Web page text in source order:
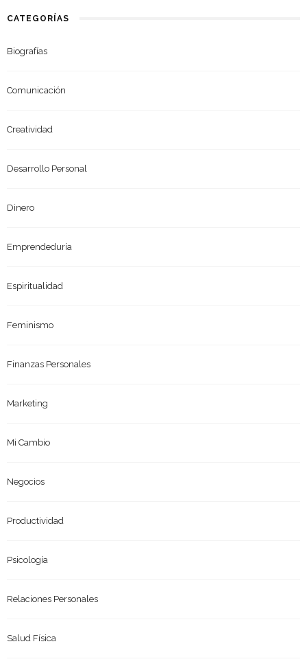
CATEGORÍAS
Biografías
Comunicación
Creatividad
Desarrollo Personal
Dinero
Emprendeduría
Espiritualidad
Feminismo
Finanzas Personales
Marketing
Mi Cambio
Negocios
Productividad
Psicología
Relaciones Personales
Salud Física